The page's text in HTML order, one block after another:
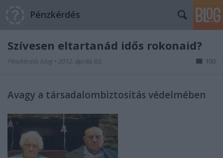
Pénzkérdés
Szívesen eltartanád idős rokonaid?
Pénzkérdés blog • 2012. április 03. 100
Avagy a társadalombiztosítás védelmében